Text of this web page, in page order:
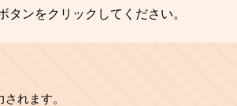
タンをクリックしてください。
れます。